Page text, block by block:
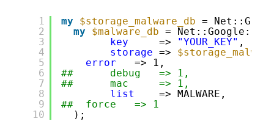
1
2
3
4
5
6
7
8
9
10
my $storage_malware_db =
my
$malware_db =
key
=> "YOUR_KEY" ,
storage =>
error
=> 1,
##      debug   => 1,
##      mac     => 1,
list
=> MALWARE,
##  force   => 1
);